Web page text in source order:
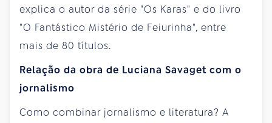
explica o autor da série "Os Karas" e do livro
"O Fantástico Mistério de Feiurinha", entre
mais de 80 títulos.
Relação da obra de Luciana Savaget com o
jornalismo
Como combinar jornalismo e literatura? A